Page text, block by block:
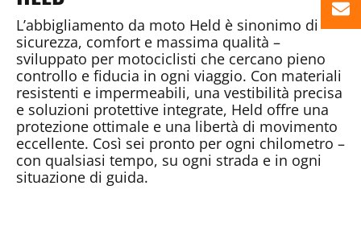
L’abbigliamento da moto Held è sinonimo di
sicurezza, comfort e massima qualità –
sviluppato per motociclisti che cercano pieno
controllo e fiducia in ogni viaggio. Con materiali
resistenti e impermeabili, una vestibilità precisa
e soluzioni protettive integrate, Held offre una
protezione ottimale e una libertà di movimento
eccellente. Così sei pronto per ogni chilometro –
con qualsiasi tempo, su ogni strada e in ogni
situazione di guida.